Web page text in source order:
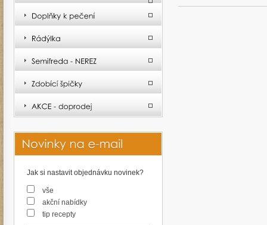
Jak si nastavit objednávku novinek?
vše
akční nabídky
tip recepty